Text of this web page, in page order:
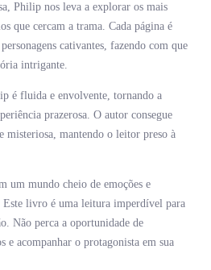
Philip nos leva a explorar os mais
que cercam a trama. Cada página é
cativantes, fazendo com que
intrigante.
é fluida e envolvente, tornando a
prazerosa. O autor consegue
misteriosa, mantendo o leitor preso à
um mundo cheio de emoções e
Este livro é uma leitura imperdível para
Não perca a oportunidade de
e acompanhar o protagonista em sua